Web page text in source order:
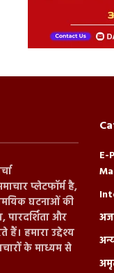
प्लेटफॉर्म है,
घटनाओं की
पारदर्शिता और
हैं। हमारा उद्देश्य
के माध्यम से
E-